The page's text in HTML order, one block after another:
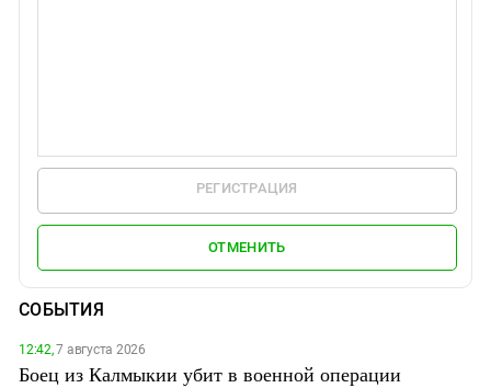
РЕГИСТРАЦИЯ
ОТМЕНИТЬ
СОБЫТИЯ
12:42,7 августа 2026
Боец из Калмыкии убит в военной операции